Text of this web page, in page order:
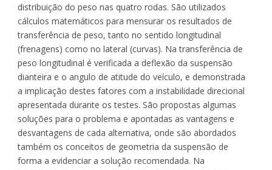
distribuição do peso nas quatro rodas. São utilizados
cálculos matemáticos para mensurar os resultados de
transferência de peso, tanto no sentido longitudinal
(frenagens) como no lateral (curvas). Na transferência de
peso longitudinal é verificada a deflexão da suspensão
dianteira e o angulo de atitude do veículo, e demonstrada
a implicação destes fatores com a instabilidade direcional
apresentada durante os testes. São propostas algumas
soluções para o problema e apontadas as vantagens e
desvantagens de cada alternativa, onde são abordados
também os conceitos de geometria da suspensão de
forma a evidenciar a solução recomendada. Na